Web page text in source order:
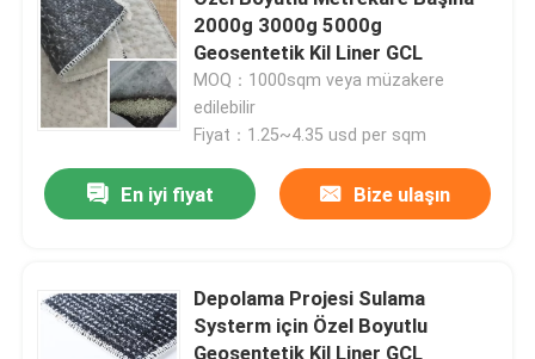
2000g 3000g 5000g
Geosentetik Kil Liner GCL
MOQ：1000sqm veya müzakere
edilebilir
Fiyat：1.25~4.35 usd per sqm
En iyi fiyat Bize ulaşın
Depolama Projesi Sulama
Systerm için Özel Boyutlu
Geosentetik Kil Liner GCL